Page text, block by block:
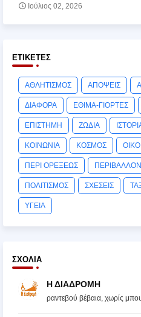
Ιούλιος 02, 2026
ΕΤΙΚΈΤΕΣ
ΑΘΛΗΤΙΣΜΟΣ ΑΠΟΨΕΙΣ
ΔΙΑΦΟΡΑ ΕΘΙΜΑ-ΓΙΟΡΤΕΣ
ΕΠΙΣΤΗΜΗ ΖΩΔΙΑ
ΚΟΙΝΩΝΙΑ ΚΟΣΜΟΣ
ΠΕΡΙ ΟΡΕΞΕΩΣ ΠΕΡΙΒΑΛΛΟΝ
ΠΟΛΙΤΙΣΜΟΣ ΣΧΕΣΕΙΣ
ΥΓΕΙΑ
ΣΧΌΛΙΑ
Η ΔΙΑΔΡΟΜΗ
ραντεβού βέβαια, χωρίς